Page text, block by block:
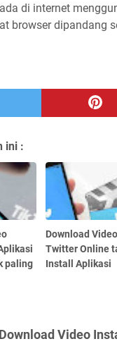
di internet
browser dipandang
ini :
paling
Download Video
Twitter Online
Install Aplikasi
Video